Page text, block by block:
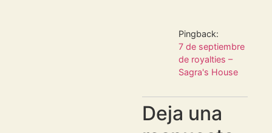
Pingback:
7 de septiembre
de royalties –
Sagra's House
Deja una